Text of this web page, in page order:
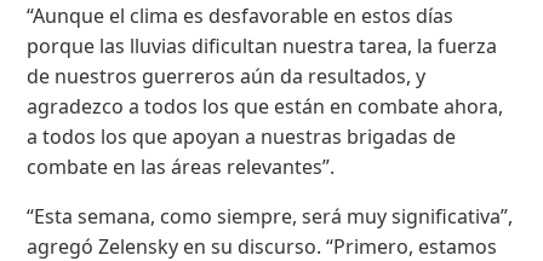
“Aunque el clima es desfavorable en estos días
porque las lluvias dificultan nuestra tarea, la fuerza
de nuestros guerreros aún da resultados, y
agradezco a todos los que están en combate ahora,
a todos los que apoyan a nuestras brigadas de
combate en las áreas relevantes”.
“Esta semana, como siempre, será muy significativa”,
agregó Zelensky en su discurso. “Primero, estamos